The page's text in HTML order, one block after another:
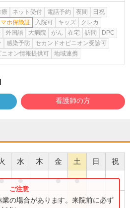
療 ネット受付 電話予約 夜間
日祝
ホ保険証 入院可 キッズ
クレカ
外国語 大病院 がん 在宅 訪問
DPC
感染予防
セカンドオピニオン受診可
オン情報提供可
地域連携
看護師の方
水 木 金 土 日 祝
● ● ●
● ●
の場合があります。来院前に必ず